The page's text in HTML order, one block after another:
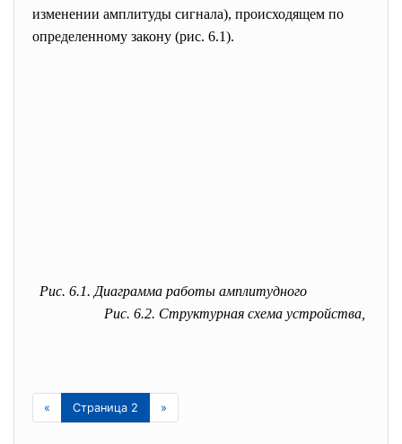
изменении амплитуды сигнала), происходящем по
определенному закону (рис. 6.1).
Рис. 6.1. Диаграмма работы амплитудного
Рис. 6.2. Структурная схема устройства,
« Страница 2 »